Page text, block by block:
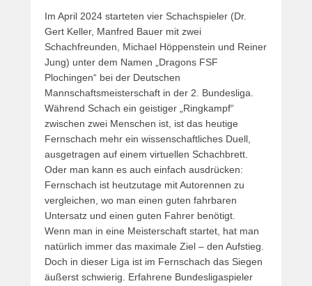
Im April 2024 starteten vier Schachspieler (Dr.
Gert Keller, Manfred Bauer mit zwei
Schachfreunden, Michael Höppenstein und Reiner
Jung) unter dem Namen „Dragons FSF
Plochingen“ bei der Deutschen
Mannschaftsmeisterschaft in der 2. Bundesliga.
Während Schach ein geistiger „Ringkampf“
zwischen zwei Menschen ist, ist das heutige
Fernschach mehr ein wissenschaftliches Duell,
ausgetragen auf einem virtuellen Schachbrett.
Oder man kann es auch einfach ausdrücken:
Fernschach ist heutzutage mit Autorennen zu
vergleichen, wo man einen guten fahrbaren
Untersatz und einen guten Fahrer benötigt.
Wenn man in eine Meisterschaft startet, hat man
natürlich immer das maximale Ziel – den Aufstieg.
Doch in dieser Liga ist im Fernschach das Siegen
äußerst schwierig. Erfahrene Bundesligaspieler